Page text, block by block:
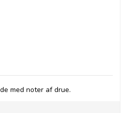
med noter af drue.